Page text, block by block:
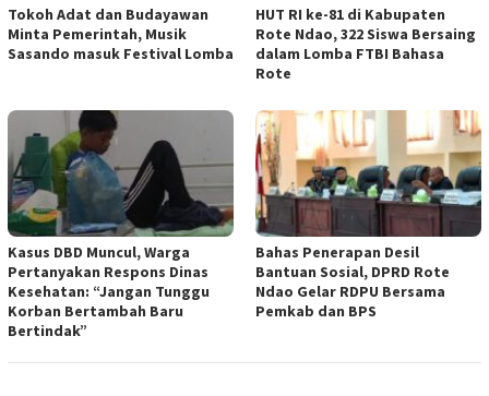
Tokoh Adat dan Budayawan
Minta Pemerintah, Musik
Sasando masuk Festival Lomba
HUT RI ke-81 di Kabupaten
Rote Ndao, 322 Siswa Bersaing
dalam Lomba FTBI Bahasa
Rote
Kasus DBD Muncul, Warga
Pertanyakan Respons Dinas
Kesehatan: “Jangan Tunggu
Korban Bertambah Baru
Bertindak”
Bahas Penerapan Desil
Bantuan Sosial, DPRD Rote
Ndao Gelar RDPU Bersama
Pemkab dan BPS